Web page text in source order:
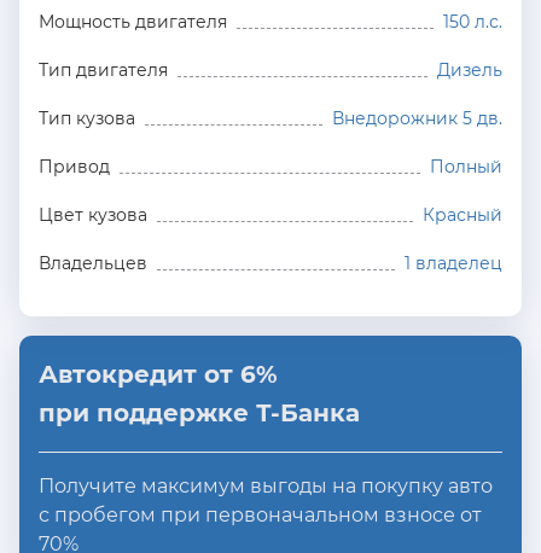
Мощность двигателя 150 л.с.
Тип двигателя Дизель
Тип кузова Внедорожник 5 дв.
Привод Полный
Цвет кузова Красный
Владельцев 1 владелец
Автокредит от 6%
при поддержке Т-Банка
Получите максимум выгоды на покупку авто
с пробегом при первоначальном взносе от
70%